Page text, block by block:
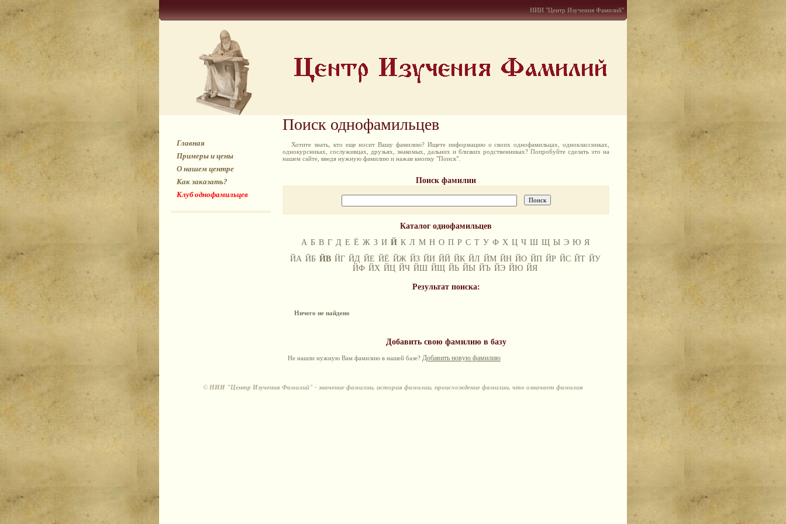
НИИ "Центр Изучения Фамилий"
Главная
Примеры и цены
О нашем центре
Как заказать?
Клуб однофамильцев
Поиск однофамильцев
Хотите знать, кто еще носит Вашу фамилию? Ищете информацию о своих однофамильцах, одноклассниках,
однокурсниках, сослуживцах, друзьях, знакомых, дальних и близких родственниках? Попробуйте сделать это на
нашем сайте, введя нужную фамилию и нажав кнопку "Поиск".
Поиск фамилии
Каталог однофамильцев
А Б В Г Д Е Ё Ж З И Й К Л М Н О П Р С Т У Ф Х Ц Ч Ш Щ Ы Э Ю Я
ЙА ЙБ ЙВ ЙГ ЙД ЙЕ ЙЁ ЙЖ ЙЗ ЙИ ЙЙ ЙК ЙЛ ЙМ ЙН ЙО ЙП ЙР ЙС ЙТ ЙУ
ЙФ ЙХ ЙЦ ЙЧ ЙШ ЙЩ ЙЬ ЙЫ ЙЪ ЙЭ ЙЮ ЙЯ
Результат поиска:
Ничего не найдено
Добавить свою фамилию в базу
Не нашли нужную Вам фамилию в нашей базе? Добавить новую фамилию
© НИИ "Центр Изучения Фамилий" - значение фамилии, история фамилии, происхождение фамилии, что означает фамилия